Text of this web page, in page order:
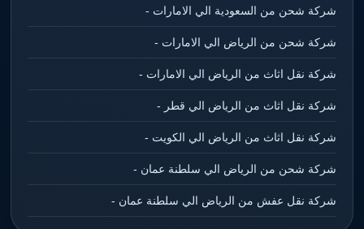
شركة شحن من السعودية الي الامارات -
شركة شحن من الرياض الي الامارات -
شركة نقل اثاث من الرياض الي الامارات -
شركة نقل اثاث من الرياض الي قطر -
شركة نقل اثاث من الرياض الي الكويت -
شركة شحن من الرياض الي سلطنة عمان -
شركة نقل عفش من الرياض الي سلطنة عمان -